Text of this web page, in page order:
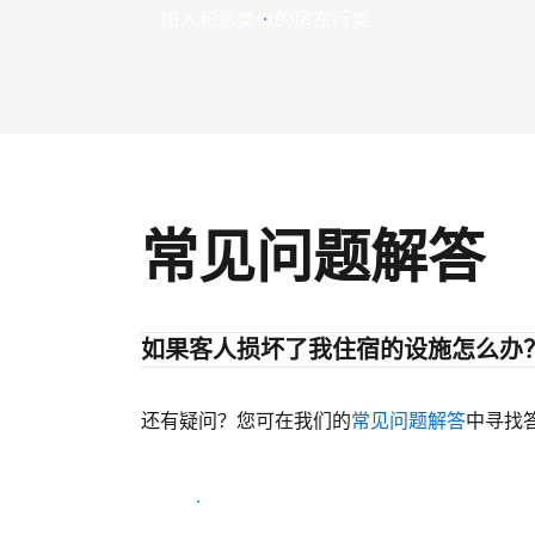
加入和您类似的房东行类
常见问题解答
如果客人损坏了我住宿的设施怎么办
还有疑问？您可在我们的常见问题解答中寻找
开始迎客